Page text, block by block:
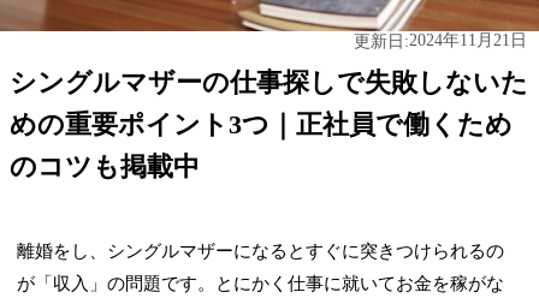
更新日:2024年11月21日
シングルマザーの仕事探しで失敗しないた
めの重要ポイント3つ｜正社員で働くため
のコツも掲載中
離婚をし、シングルマザーになるとすぐに突きつけられるの
が「収入」の問題です。とにかく仕事に就いてお金を稼がな